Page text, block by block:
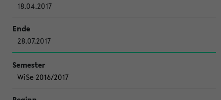
18.04.2017
28.07.2017
WiSe 2016/2017